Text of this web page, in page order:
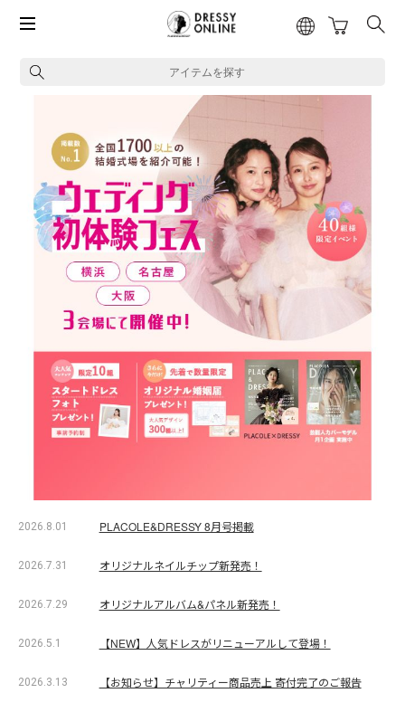
アイテムを探す
2026.8.01 PLACOLE&DRESSY 8月号掲載
2026.7.31 オリジナルネイルチップ新発売！
2026.7.29 オリジナルアルバム&パネル新発売！
2026.5.1 【NEW】人気ドレスがリニューアルして登場！
2026.3.13 【お知らせ】チャリティー商品売上 寄付完了のご報告